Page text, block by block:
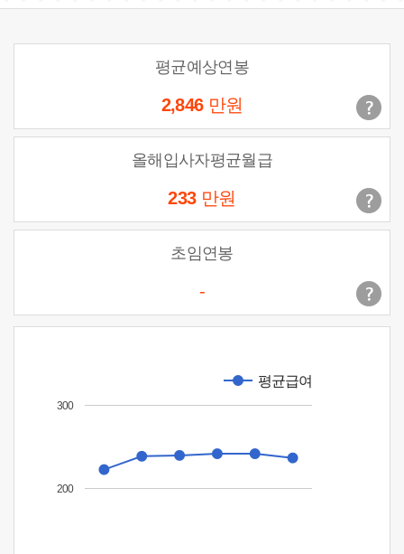
평균예상연봉
2,846 만원
올해입사자평균월급
233 만원
초임연봉
-
평균급여
200
300